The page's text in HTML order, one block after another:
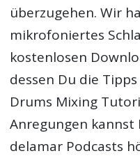
überzugehen. Wir
mikrofoniertes
kostenlosen
dessen Du die
Drums Mixing
Anregungen kannst
delamar Podcasts